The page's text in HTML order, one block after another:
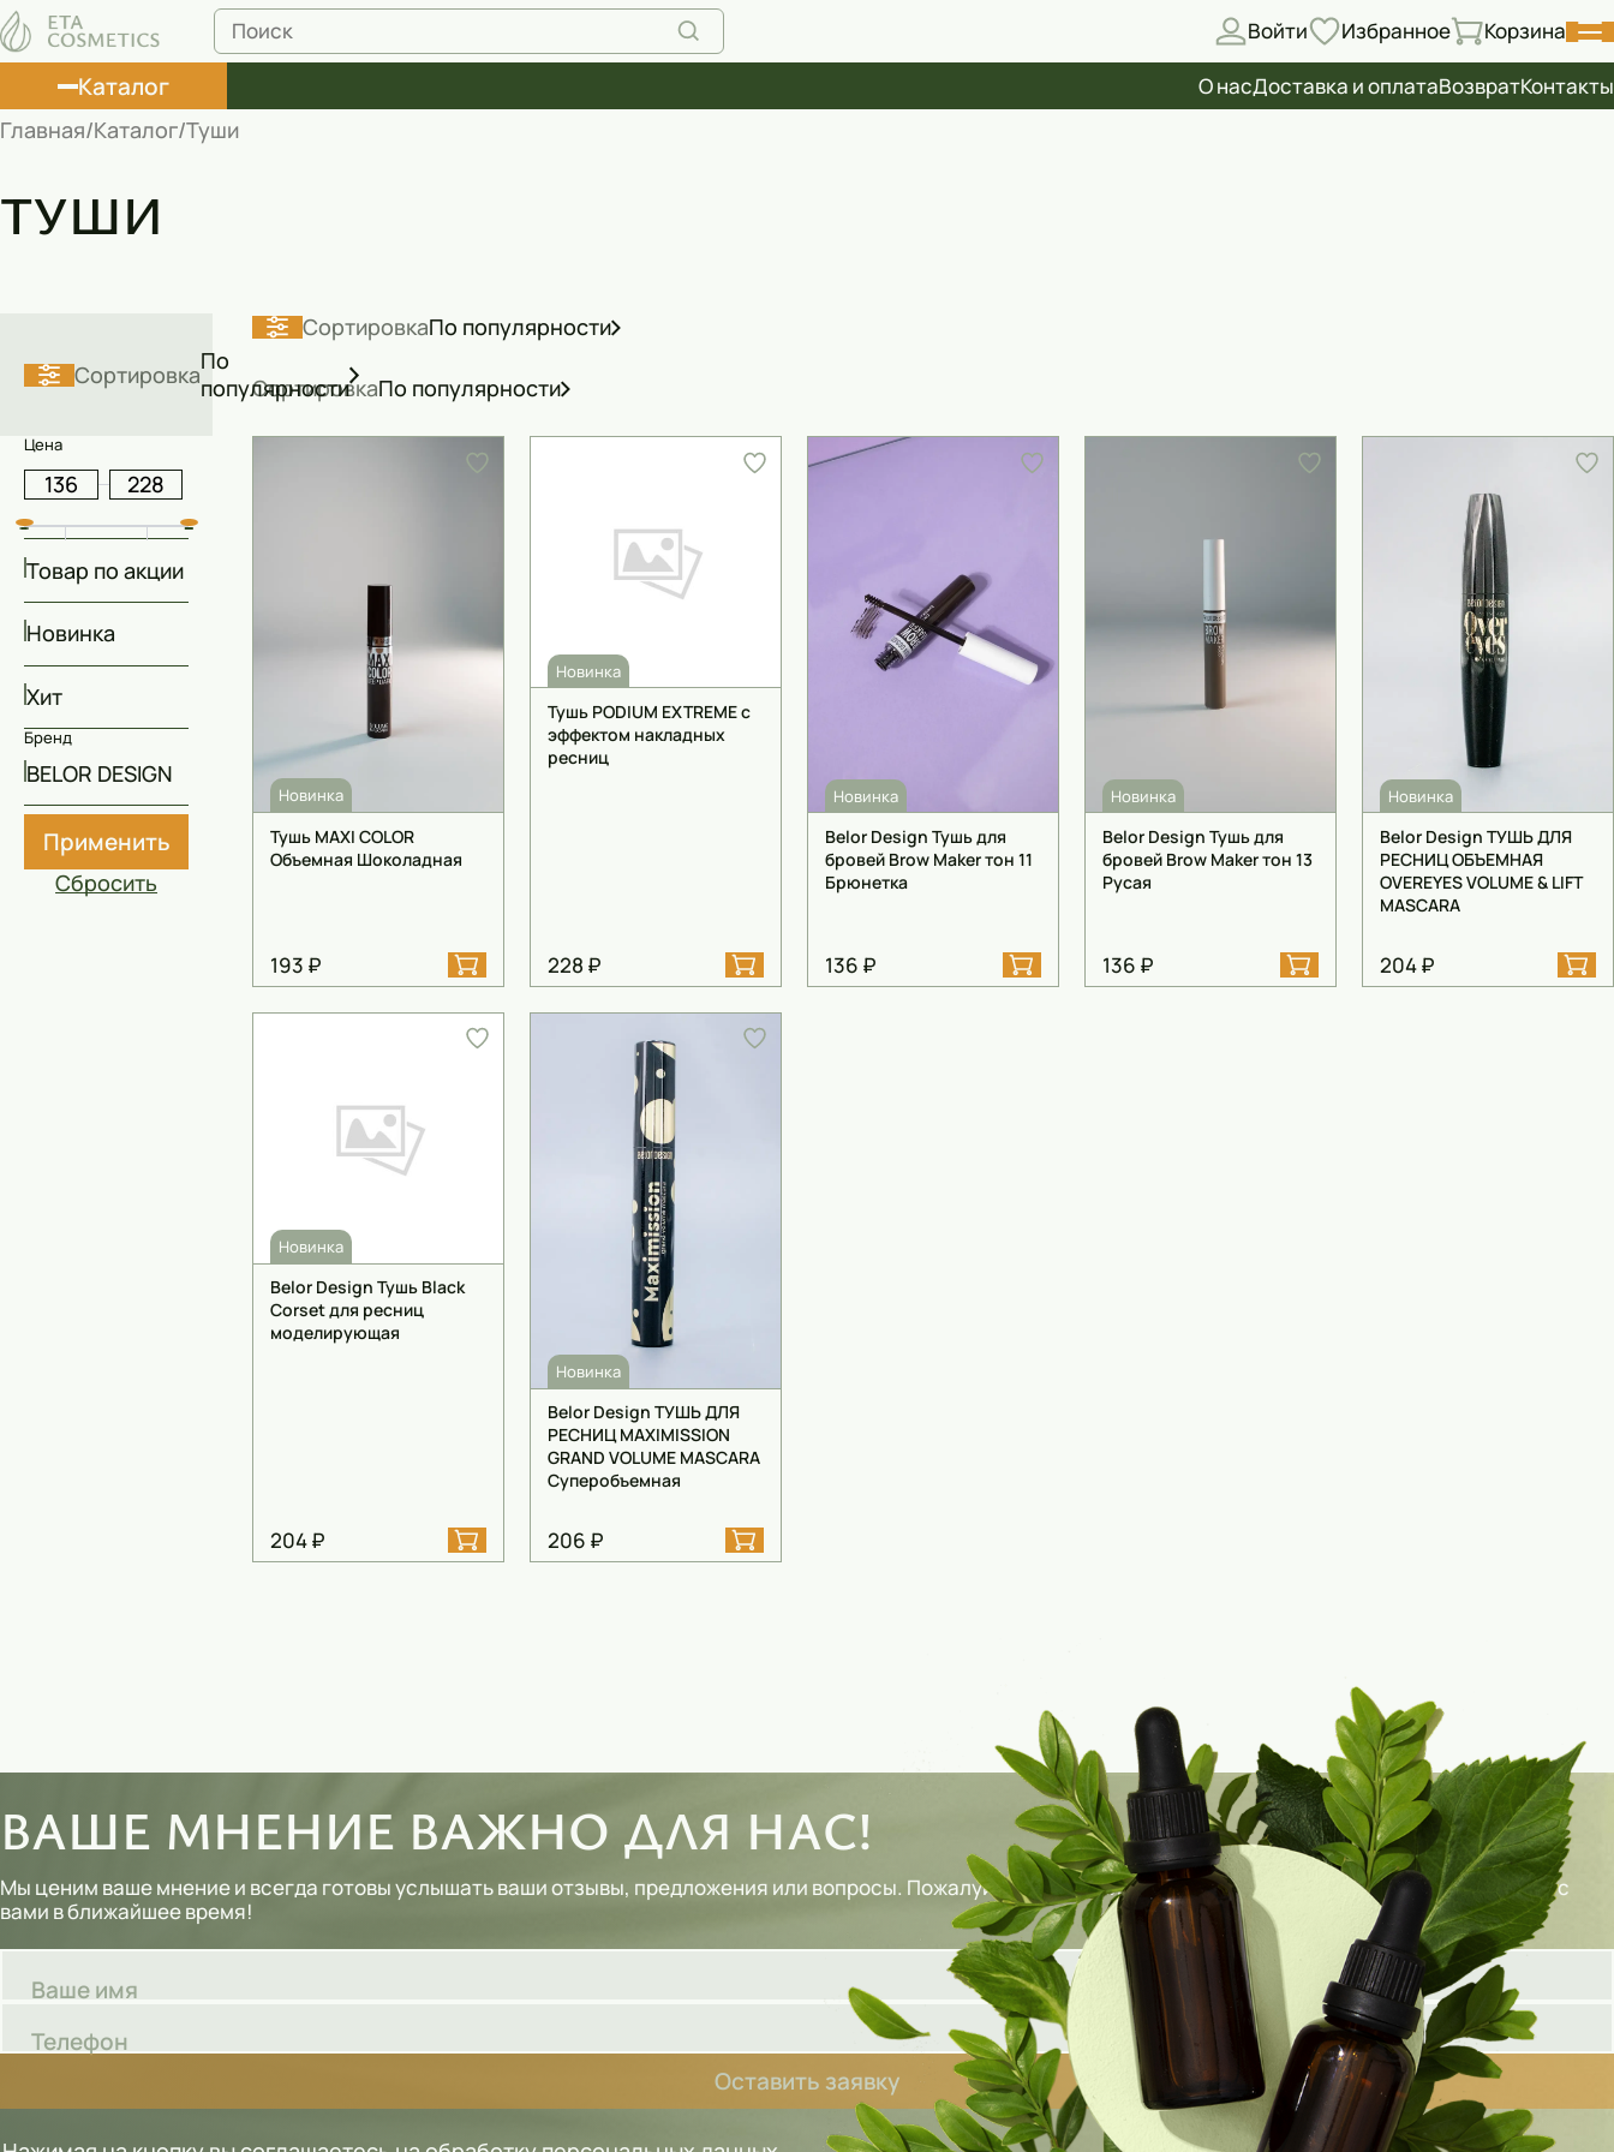
Войти Избранное Корзина
Каталог О насДоставка и оплатаВозвратКонтакты
Туши
Маски косметические
Муссы
Пена для ванны
Румяна
Скрабы
Гели
Спреи
Косметические карандаши
Салфетки для одежды
Гели для бровей
Спреи для уборки
Главная Каталог Туши
ТУШИ
СортировкаПо
популярности
Цена
Товар по акции
Новинка
Хит
Бренд
BELOR DESIGN
Применить
Сбросить
СортировкаПо популярности
СортировкаПо популярности
Новинка
Тушь MAXI COLOR
Объемная Шоколадная
193 ₽
Новинка
Тушь PODIUM EXTREME с
эффектом накладных
ресниц
228 ₽
Новинка
Belor Design Тушь для
бровей Brow Maker тон 11
Брюнетка
136 ₽
Новинка
Belor Design Тушь для
бровей Brow Maker тон 13
Русая
136 ₽
Новинка
Belor Design ТУШЬ ДЛЯ
РЕСНИЦ ОБЪЕМНАЯ
OVEREYES VOLUME & LIFT
MASCARA
204 ₽
Новинка
Belor Design Тушь Black
Corset для ресниц
моделирующая
204 ₽
Новинка
Belor Design ТУШЬ ДЛЯ
РЕСНИЦ MAXIMISSION
GRAND VOLUME MASCARA
Суперобъемная
206 ₽
ВАШЕ МНЕНИЕ ВАЖНО ДЛЯ НАС!
Мы ценим ваше мнение и всегда готовы услышать ваши отзывы, предложения или вопросы. Пожалуйста, заполните форму ниже, и наш специалист свяжется с
вами в ближайшее время!
Ваше имя
Телефон
Оставить заявку